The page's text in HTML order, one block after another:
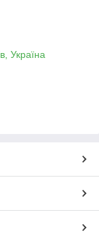
Україна